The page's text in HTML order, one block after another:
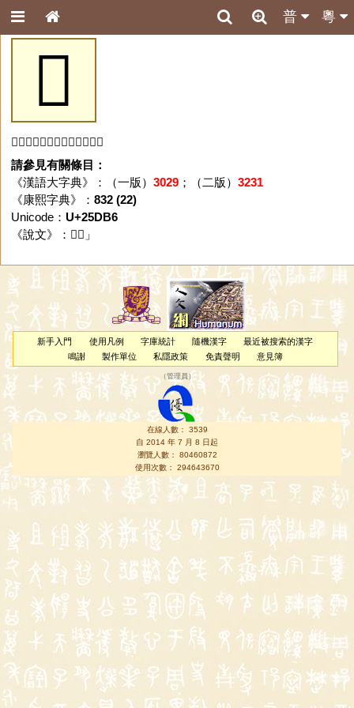
粵
普
𥶶
「𥶶」字未收錄於本資料庫。
請參見有關條目：
《漢語大字典》：（一版） 3029；（二版） 3231
《康熙字典》： 832 (22)
Unicode： U+25DB6
《說文》：「 𥶶 」
新手入門 使用凡例 字庫統計 隨機漢字
最近被搜索的漢字
鳴謝
製作單位 私隱政策 免責聲明 意見簿
（管理員 ）
在線人數： 3539
自 2014 年 7 月 8 日起
瀏覽人數： 80460872
使用次數： 294643670